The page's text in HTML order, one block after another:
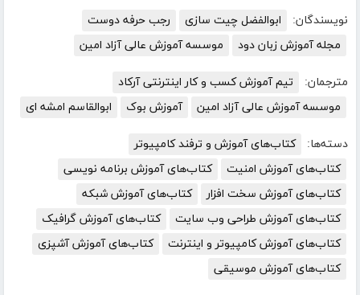
نویسندگان: ابوالفضل چیت سازی
رجب حرفه دوست
مجله آموزش زبان دود
موسسه آموزش عالی آزاد امین
مترجمان:
تیم آموزش کسب و کار اینترنتی آرکاد
موسسه آموزش عالی آزاد امین
آموزش بوک ابوالقاسم امشه ای
دسته‌ها:
کتاب‌های آموزش و ترفند کامپیوتر
کتاب‌های آموزش امنیت
کتاب‌های آموزش برنامه نویسی
کتاب‌های آموزش سخت افزار
کتاب‌های آموزش شبکه
کتاب‌های آموزش طراحی وب سایت
کتاب‌های آموزش گرافیک
کتاب‌های آموزش کامپیوتر و اینترنت
کتاب‌های آموزش آشپزی
کتاب‌های آموزش موسیقی